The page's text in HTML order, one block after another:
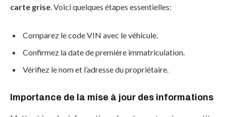
carte grise. Voici quelques étapes essentielles:
Comparez le code VIN avec le véhicule.
Confirmez la date de première immatriculation.
Vérifiez le nom et l’adresse du propriétaire.
Importance de la mise à jour des informations